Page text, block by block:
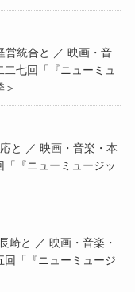
営統合と ／ 映画・音
七回「『ニューミュ
＞
と ／ 映画・音楽・本
『ニューミュージッ
崎と ／ 映画・音楽・
「『ニューミュージ